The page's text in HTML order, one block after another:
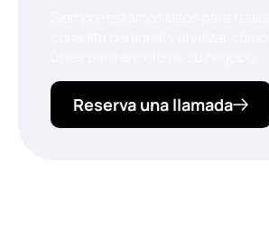
Reserva una llamada